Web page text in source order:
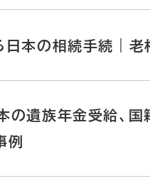
日本の相続手続｜
の遺族年金受給、
例